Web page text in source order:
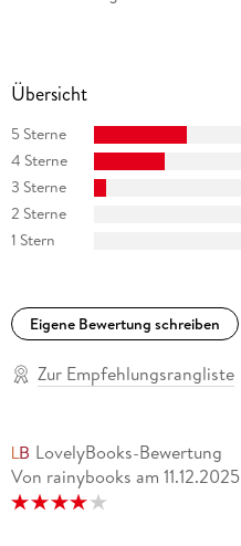
Übersicht
5 Sterne
4 Sterne
3 Sterne
2 Sterne
1 Stern
Eigene Bewertung schreiben
Zur Empfehlungsrangliste
LovelyBooks-Bewertung
Von rainybooks am 11.12.2025